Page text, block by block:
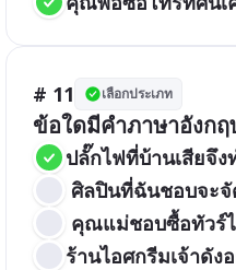
# 11 เลือกประเภท
ข้อใดมีคำภาษาอังก
ปลั๊กไฟที่บ้านเสียจึ
ศิลปินที่ฉันชอบจะจั
คุณแม่ชอบซื้อทัวร์ไ
ร้านไอศกรีมเจ้าดัง